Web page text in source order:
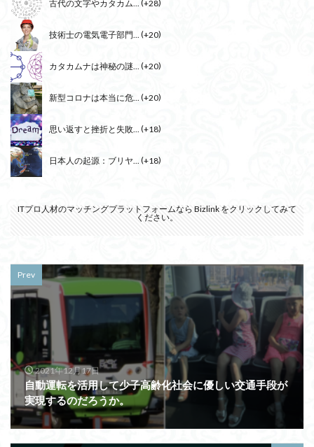
古代の文字やカタカム... +28
技術士の電気電子部門... +20
カタカムナは神秘の謎... +20
新型コロナは本当に危... +20
思い返すと挫折と失敗... +18
日本人の起源：ブリヤ... +18
ITプロ人材のマッチングプラットフォームなら Bizlink をクリックしてみて
ください。
Prev
2021年12月17日
自動運転を活用して少子高齢化社会に優しい交通手段が
実現するのだろうか。